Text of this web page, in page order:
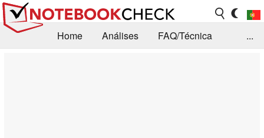
Home Análises
FAQ/Técnica
...